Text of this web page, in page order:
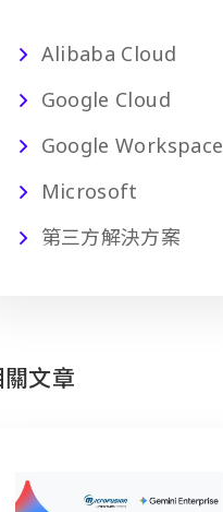
Alibaba Cloud
Google Cloud
Google Workspace
Microsoft
第三方解決方案
文章